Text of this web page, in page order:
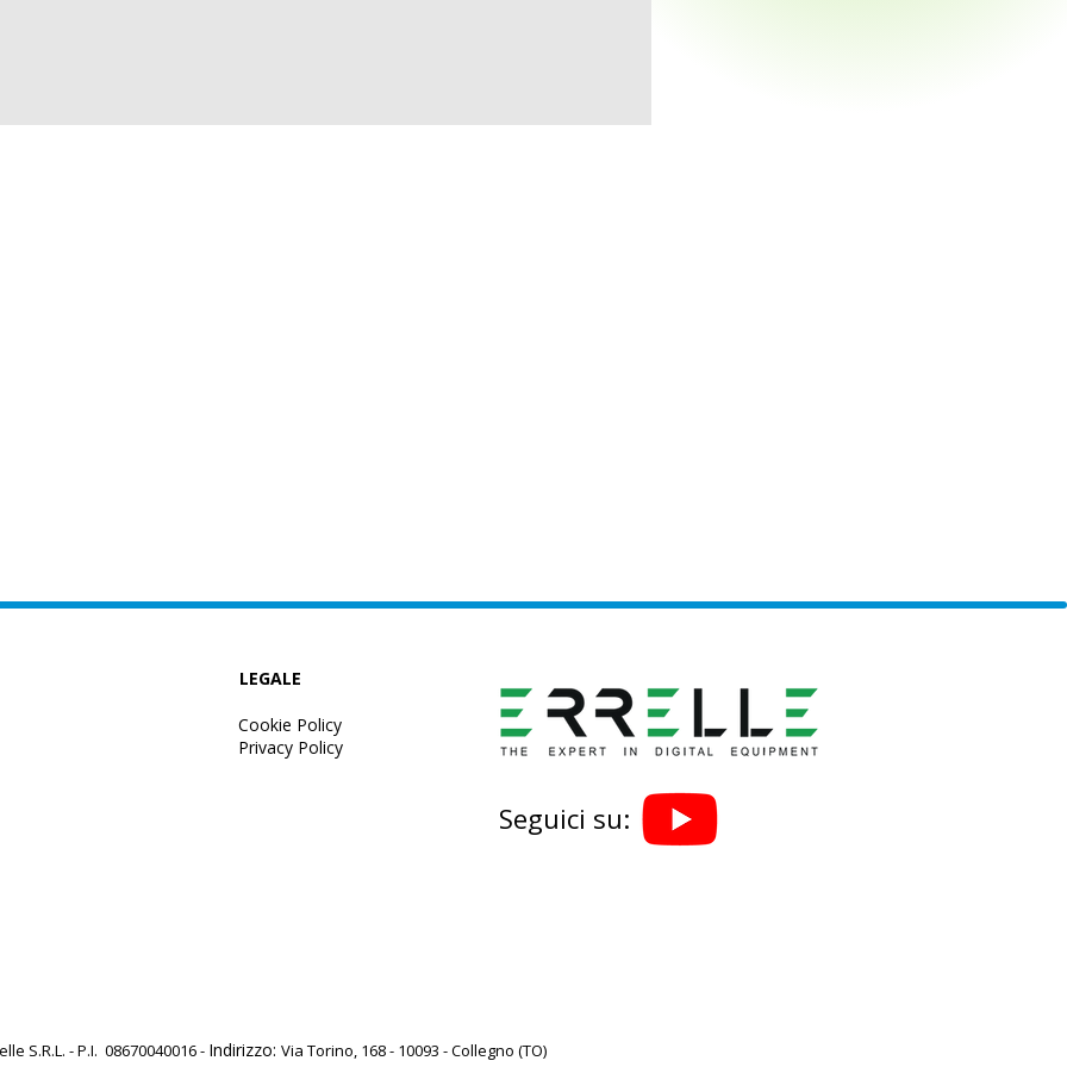
LEGALE
Cookie Policy
Privacy Policy
Seguici su:
S.R.L. - P.I. 08670040016 - Indirizzo: Via Torino, 168 - 10093 - Collegno (TO)